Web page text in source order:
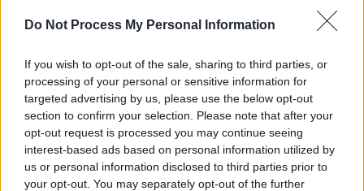
Do Not Process My Personal Information
If you wish to opt-out of the sale, sharing to third parties, or
processing of your personal or sensitive information for
targeted advertising by us, please use the below opt-out
section to confirm your selection. Please note that after your
opt-out request is processed you may continue seeing
interest-based ads based on personal information utilized by
us or personal information disclosed to third parties prior to
your opt-out. You may separately opt-out of the further
Αιματηρή ληστεία στην Πατησίων (INTIME)
Σύμφωνα με τις τελευταίες πληροφορίες,
άνδρας νοσηλεύεται εκτός κινδύνου .